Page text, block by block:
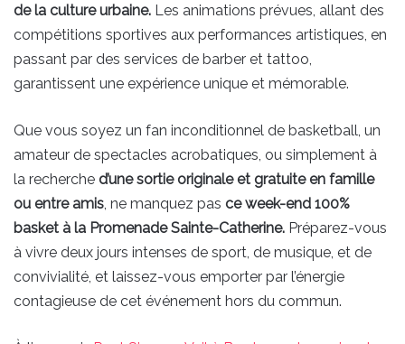
de la culture urbaine. Les animations prévues, allant des
compétitions sportives aux performances artistiques, en
passant par des services de barber et tattoo,
garantissent une expérience unique et mémorable.
Que vous soyez un fan inconditionnel de basketball, un
amateur de spectacles acrobatiques, ou simplement à
la recherche d’une sortie originale et gratuite en famille
ou entre amis, ne manquez pas ce week-end 100%
basket à la Promenade Sainte-Catherine. Préparez-vous
à vivre deux jours intenses de sport, de musique, et de
convivialité, et laissez-vous emporter par l’énergie
contagieuse de cet événement hors du commun.